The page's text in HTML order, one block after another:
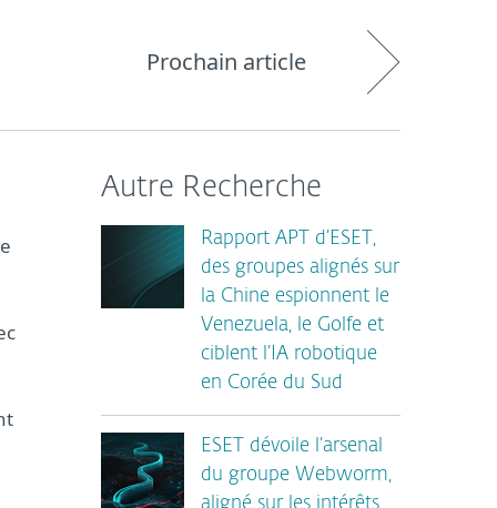
Prochain article
Autre Recherche
Rapport APT d’ESET,
des groupes alignés sur
la Chine espionnent le
Venezuela, le Golfe et
ciblent l’IA robotique
en Corée du Sud
ESET dévoile l’arsenal
du groupe Webworm,
aligné sur les intérêts